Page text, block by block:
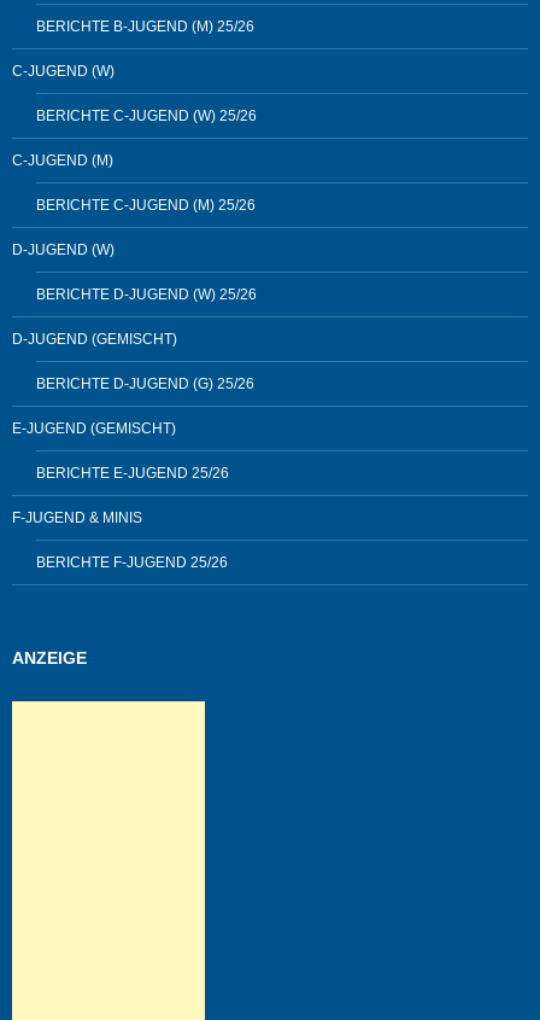
BERICHTE B-JUGEND (M) 25/26
C-JUGEND (W)
BERICHTE C-JUGEND (W) 25/26
C-JUGEND (M)
BERICHTE C-JUGEND (M) 25/26
D-JUGEND (W)
BERICHTE D-JUGEND (W) 25/26
D-JUGEND (GEMISCHT)
BERICHTE D-JUGEND (G) 25/26
E-JUGEND (GEMISCHT)
BERICHTE E-JUGEND 25/26
F-JUGEND & MINIS
BERICHTE F-JUGEND 25/26
ANZEIGE